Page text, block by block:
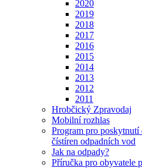
2020
2019
2018
2017
2016
2015
2014
2013
2012
2011
Hrobčický Zpravodaj
Mobilní rozhlas
Program pro
čístíren odpadních vod
Jak na odpady?
Příručka pro obyvatele